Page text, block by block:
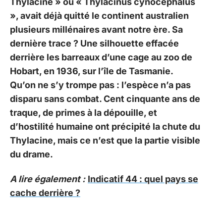
», avait déjà quitté le continent australien
plusieurs millénaires avant notre ère. Sa
dernière trace ? Une silhouette effacée
derrière les barreaux d’une cage au zoo de
Hobart, en 1936, sur l’île de Tasmanie.
Qu’on ne s’y trompe pas : l’espèce n’a pas
disparu sans combat. Cent cinquante ans de
traque, de primes à la dépouille, et
d’hostilité humaine ont précipité la chute du
Thylacine, mais ce n’est que la partie visible
du drame.
A lire également : Indicatif 44 : quel pays se
cache derrière ?